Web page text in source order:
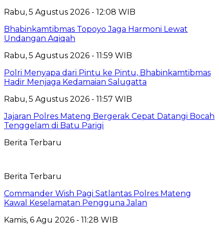
Rabu, 5 Agustus 2026 - 12:08 WIB
Bhabinkamtibmas Topoyo Jaga Harmoni Lewat
Undangan Aqiqah
Rabu, 5 Agustus 2026 - 11:59 WIB
Polri Menyapa dari Pintu ke Pintu, Bhabinkamtibmas
Hadir Menjaga Kedamaian Salugatta
Rabu, 5 Agustus 2026 - 11:57 WIB
Jajaran Polres Mateng Bergerak Cepat Datangi Bocah
Tenggelam di Batu Parigi
Berita Terbaru
Berita Terbaru
Commander Wish Pagi Satlantas Polres Mateng
Kawal Keselamatan Pengguna Jalan
Kamis, 6 Agu 2026 - 11:28 WIB